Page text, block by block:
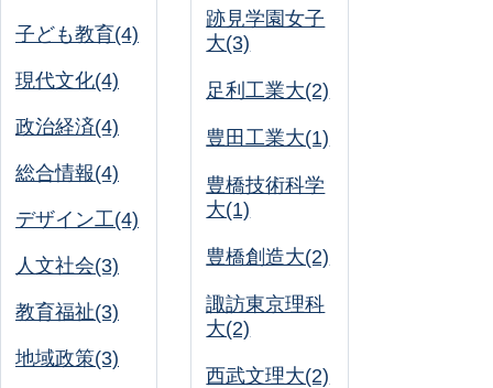
子ども教育(4)
現代文化(4)
政治経済(4)
総合情報(4)
デザイン工(4)
人文社会(3)
教育福祉(3)
地域政策(3)
跡見学園女子
大(3)
足利工業大(2)
豊田工業大(1)
豊橋技術科学
大(1)
豊橋創造大(2)
諏訪東京理科
大(2)
西武文理大(2)